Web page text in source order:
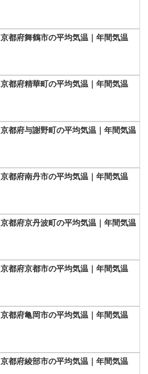
京都府舞鶴市の平均気温｜年間気温
京都府精華町の平均気温｜年間気温
京都府与謝野町の平均気温｜年間気温
京都府南丹市の平均気温｜年間気温
京都府京丹波町の平均気温｜年間気温
京都府京都市の平均気温｜年間気温
京都府亀岡市の平均気温｜年間気温
京都府綾部市の平均気温｜年間気温